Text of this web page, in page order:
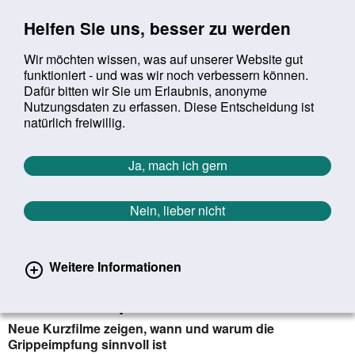
Helfen Sie uns, besser zu werden
Wir möchten wissen, was auf unserer Website gut
funktioniert - und was wir noch verbessern können.
Dafür bitten wir Sie um Erlaubnis, anonyme
Nutzungsdaten zu erfassen. Diese Entscheidung ist
natürlich freiwillig.
Ja, mach ich gern
Nein, lieber nicht
Weitere Informationen
Suchbegriff:
Sie befinden sich hier:
Startseite Aktuelles Aktuelle Meldungen
Aktuelle Meldungen
Zurück zur Übersicht erster
vorheriger
1617/1628
BZgA empfiehlt: Jetzt gegen
Neue Kurzfilme zeigen, wann und warum die
Grippeimpfung sinnvoll ist